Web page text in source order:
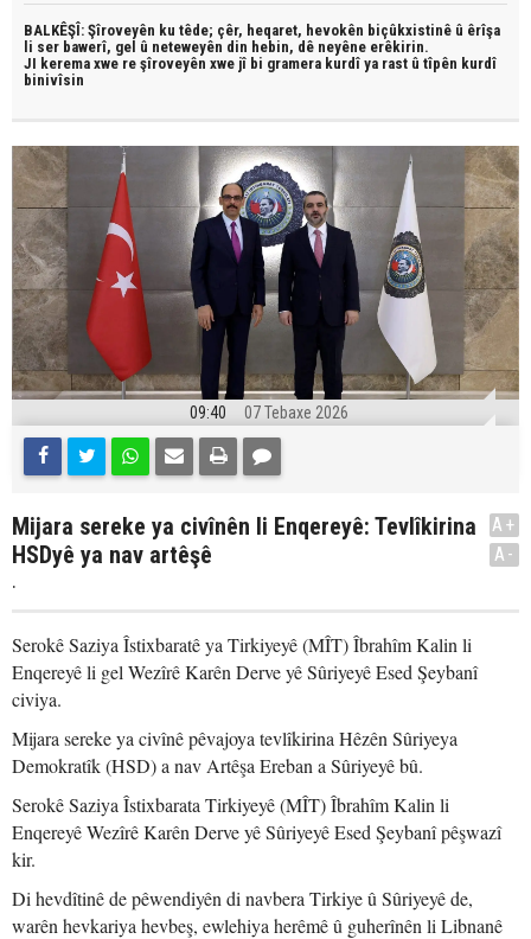
BALKÊŞÎ: Şîroveyên ku têde; çêr, heqaret, hevokên biçûkxistinê û êrîşa
li ser bawerî, gel û neteweyên din hebin, dê neyêne erêkirin.
JI kerema xwe re şîroveyên xwe jî bi gramera kurdî ya rast û tîpên kurdî
binivîsin
09:40 07 Tebaxe 2026
Mijara sereke ya civînên li Enqereyê: Tevlîkirina
HSDyê ya nav artêşê
.
A+
A-
Serokê Saziya Îstixbaratê ya Tirkiyeyê (MÎT) Îbrahîm Kalin li
Enqereyê li gel Wezîrê Karên Derve yê Sûriyeyê Esed Şeybanî
civiya.
Mijara sereke ya civînê pêvajoya tevlîkirina Hêzên Sûriyeya
Demokratîk (HSD) a nav Artêşa Ereban a Sûriyeyê bû.
Serokê Saziya Îstixbarata Tirkiyeyê (MÎT) Îbrahîm Kalin li
Enqereyê Wezîrê Karên Derve yê Sûriyeyê Esed Şeybanî pêşwazî
kir.
Di hevdîtinê de pêwendiyên di navbera Tirkiye û Sûriyeyê de,
warên hevkariya hevbeş, ewlehiya herêmê û guherînên li Libnanê